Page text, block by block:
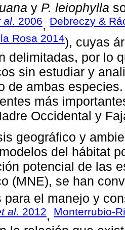
y P. leiophylla
al. 2006, Debreczy &
Rosa 2014), cuyas
delimitadas, por lo
sin estudiar y
de ambas
más
Occidental y
geográfico y
del hábitat
potencial de las
(MNE), se han
para el manejo y
al. 2012, Monterrubio-